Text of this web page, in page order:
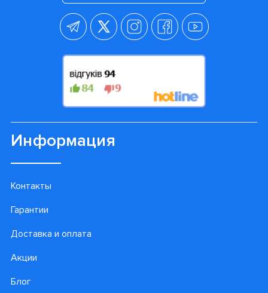
Информация
Контакты
Гарантии
Доставка и оплата
Акции
Блог